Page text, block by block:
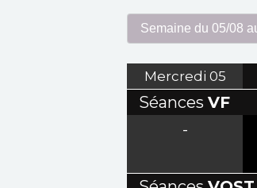
Mercredi 05
Séances VF
-